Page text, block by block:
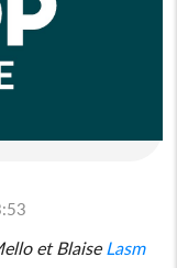
et Blaise Lasm